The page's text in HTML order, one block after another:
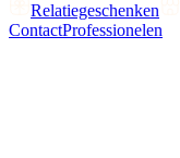
Relatiegeschenken
ContactProfessionelen